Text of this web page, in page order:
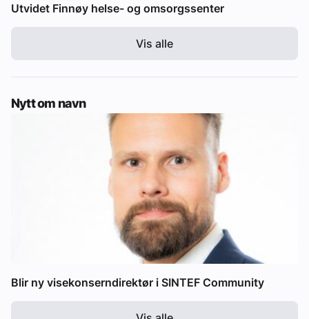
Utvidet Finnøy helse- og omsorgssenter
Vis alle
Nytt om navn
Blir ny visekonserndirektør i SINTEF Community